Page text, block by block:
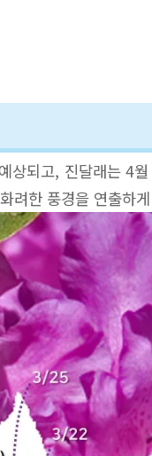
상되고, 진달래는 4
려한 풍경을 연출하